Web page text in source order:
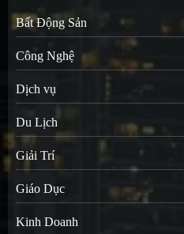
Bất Động Sản
Công Nghệ
Dịch vụ
Du Lịch
Giải Trí
Giáo Dục
Kinh Doanh